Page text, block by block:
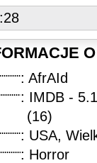
: AfrAId
: IMDB -
(16)
: USA,
: Horror